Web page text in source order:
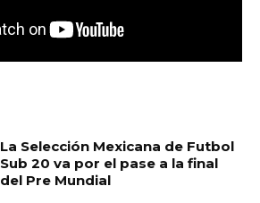
La Selección Mexicana de Futbol
Sub 20 va por el pase a la final
del Pre Mundial